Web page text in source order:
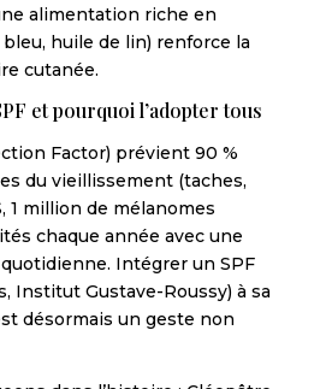
alimentation riche en
huile de lin) renforce la
cutanée.
et pourquoi l’adopter tous
Factor) prévient 90 %
du vieillissement (taches,
1 million de mélanomes
chaque année avec une
Intégrer un SPF
Institut Gustave-Roussy) à sa
désormais un geste non